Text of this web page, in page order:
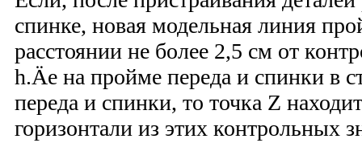
спинке, новая модельная линия
расстоянии не более 2,5 см от
h.Äe на пройме переда и спинки в
переда и спинки, то точка Z
горизонтали из этих контрольных